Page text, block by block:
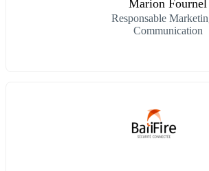
Marion Fournel
Responsable
Communication